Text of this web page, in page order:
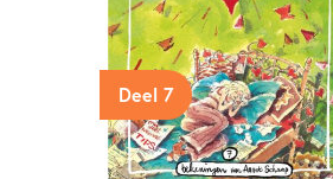
Deel 7